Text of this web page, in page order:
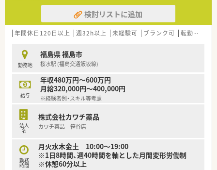
検討リストに追加
年間休日120日以上 週32h以上 未経験可 ブランク可 転勤なし
勤務地
福島県 福島市
桜水駅 (福島交通飯坂線)
給与
年収480万円～600万円
月給320,000円～400,000円
※経験者例・スキル等考慮
法人
名
株式会社カワチ薬品
カワチ薬品 笹谷店
勤務
時間
月火水木金土 10:00～19:00
※1日8時間、週40時間を軸とした月間変形労働制
※休憩60分以上